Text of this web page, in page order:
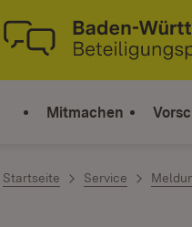
springen
Link zur Startseite
Mitmachen
Startseite Service